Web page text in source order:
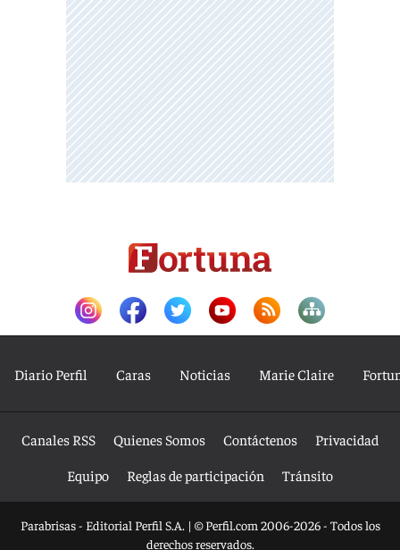
Diario Perfil Caras Noticias Marie Claire
Canales RSS Quienes Somos Contáctenos
Privacidad
Equipo
Reglas de participación Tránsito
Parabrisas - Editorial Perfil S.A. | © Perfil.com 2006-2026 - Todos los
derechos reservados.